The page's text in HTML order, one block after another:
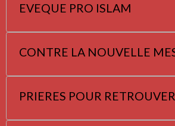
EVEQUE PRO ISLAM
CONTRE LA NOUVELLE
PRIERES POUR